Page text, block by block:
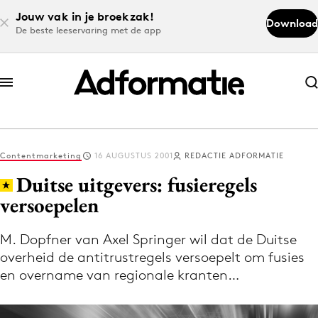
Jouw vak in je broekzak!
De beste leeservaring met de app
Download
Abonneer nu
Abonneer nu
Log in
Volg het laatste nieuws via de Adformatie
Nieuws app
Contentmarketing 16 AUGUSTUS 2001 REDACTIE ADFORMATIE
Duitse uitgevers: fusieregels
versoepelen
M. Dopfner van Axel Springer wil dat de Duitse
overheid de antitrustregels versoepelt om fusies
en overname van regionale kranten…